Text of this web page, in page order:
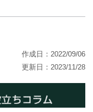
作成日：2022/09/06
更新日：2023/11/28